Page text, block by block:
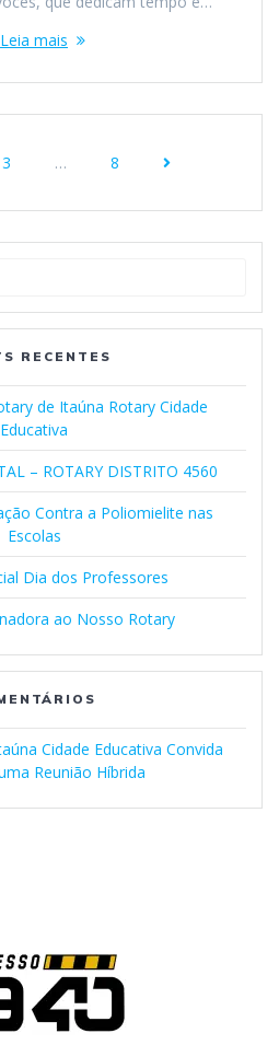
Leia mais
3 … 8
RECENTES
de Itaúna Rotary Cidade
Educativa
– ROTARY DISTRITO 4560
Contra a Poliomielite nas
Escolas
Dia dos Professores
ao Nosso Rotary
Cidade Educativa Convida
Reunião Híbrida